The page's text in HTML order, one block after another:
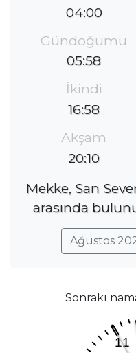
04:00
Gündoğumu
05:58
İkindi
16:58
Akşam
20:10
Mekke, San
arasında
Ağustos
Sonraki